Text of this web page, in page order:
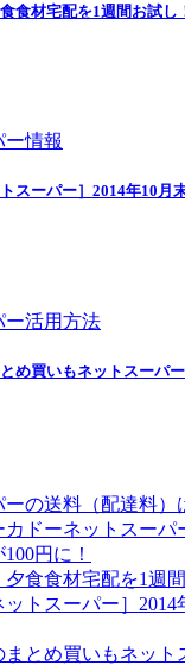
食材宅配を1週間お試し
ー情報
トスーパー］2014年10月
ー活用方法
め買いもネットスーパー
の送料（配達料）
カドーネットスー
円に！
夕食食材宅配を1週
ットスーパー］
とめ買いもネット